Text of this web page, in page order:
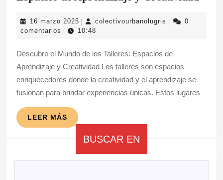
16 marzo 2025 16
marzo
| colectivourbanolugris |
0
comentarios | 10:48
Descubre el Mundo de los Talleres: Espacios de
Aprendizaje y Creatividad Los talleres son espacios
enriquecedores donde la creatividad y el aprendizaje se
fusionan para brindar experiencias únicas. Estos lugares
LEER MÁS LEER
MÁS
BUSCAR EN